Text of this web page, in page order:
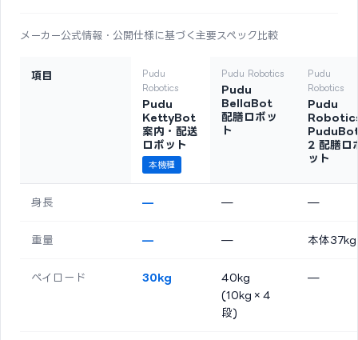
メーカー公式情報・公開仕様に基づく主要スペック比較
項目
Pudu
Robotics
Pudu
KettyBot
案内・配送
ロボット
本機種
Pudu Robotics
Pudu
BellaBot
配膳ロボッ
ト
Pudu
Robotics
Pudu
2 配膳ロ
ット
身長 — — —
重量 — — 本体37kg
ペイロード 30kg
40kg
(10kg×4
段)
—